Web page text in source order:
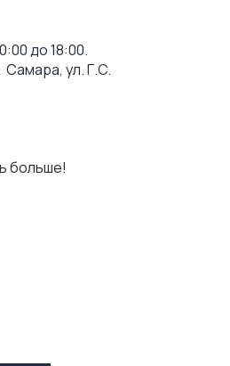
до 18:00.
ул. Г.C.
больше!